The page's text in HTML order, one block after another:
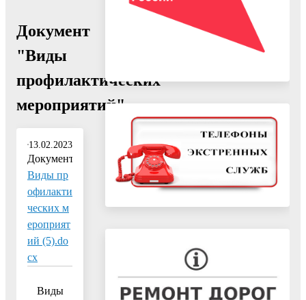
Документ
"Виды
профилактических
мероприятий"
13.02.2023
Документ:
Виды пр
офилакти
ческих м
ероприят
ий (5).do
cx
Виды